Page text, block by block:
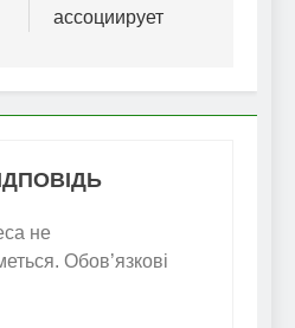
ассоциирует
не
Обов’язкові